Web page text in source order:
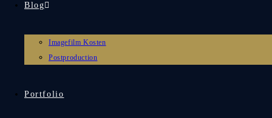
Blog
Imagefilm Kosten
Postproduction
Portfolio